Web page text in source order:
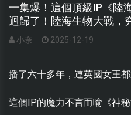
一集爆！這個頂級IP《陸
迴歸了！陸海生物大戰，
小奈 2025-12-19
播了六十多年，連英國女王
這個IP的魔力不言而喻《神